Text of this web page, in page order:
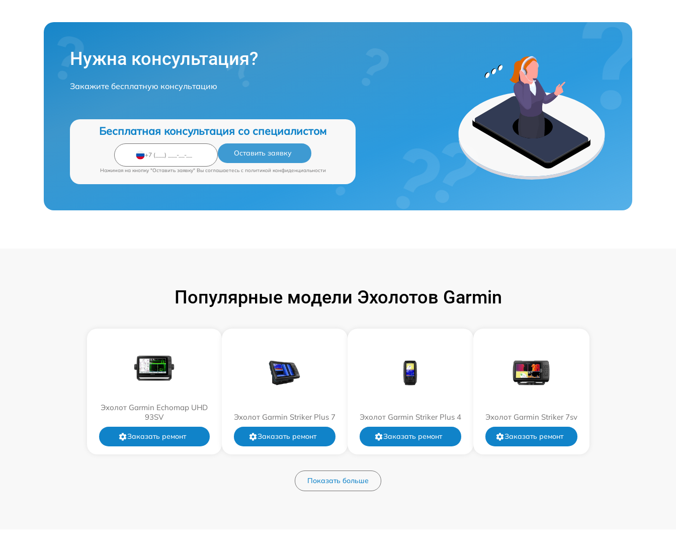
Нужна консультация?
Закажите бесплатную консультацию
Бесплатная консультация со специалистом
Оставить заявку
Нажимая на кнопку "Оставить заявку" Вы соглашаетесь c политикой конфиденциальности
Популярные модели Эхолотов Garmin
Эхолот Garmin Echomap UHD
93SV
Заказать ремонт
Эхолот Garmin Striker Plus 7
Заказать ремонт
Эхолот Garmin Striker Plus 4
Заказать ремонт
Эхолот Garmin Striker 7sv
Заказать ремонт
Показать больше